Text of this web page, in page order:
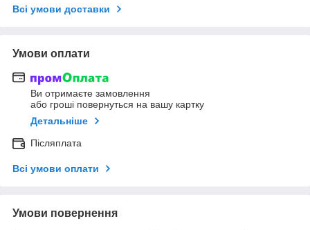
Всі умови доставки
Умови оплати
Ви отримаєте замовлення
або гроші повернуться на вашу картку
Детальніше
Післяплата
Всі умови оплати
Умови повернення